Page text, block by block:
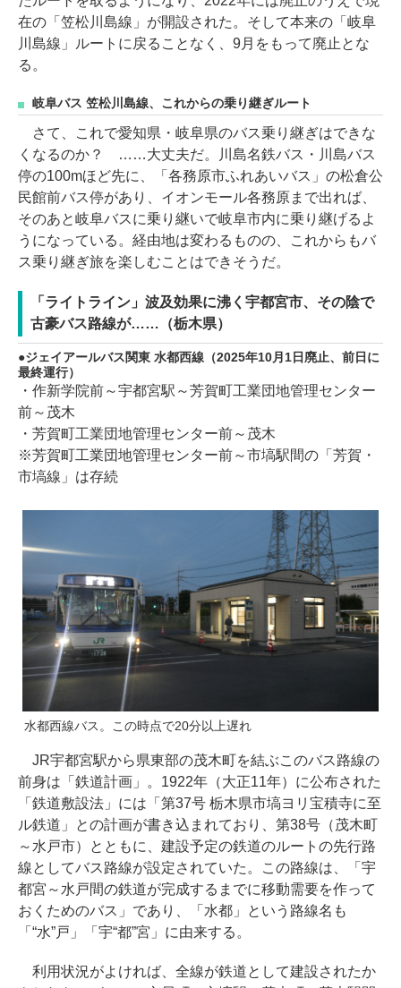
在の「笠松川島線」が開設された。そして本来の「岐阜
川島線」ルートに戻ることなく、9月をもって廃止とな
る。
岐阜バス 笠松川島線、これからの乗り継ぎルート
さて、これで愛知県・岐阜県のバス乗り継ぎはできな
くなるのか？ ……大丈夫だ。川島名鉄バス・川島バス
停の100mほど先に、「各務原市ふれあいバス」の松倉公
民館前バス停があり、イオンモール各務原まで出れば、
そのあと岐阜バスに乗り継いで岐阜市内に乗り継げるよ
うになっている。経由地は変わるものの、これからもバ
ス乗り継ぎ旅を楽しむことはできそうだ。
「ライトライン」波及効果に沸く宇都宮市、その陰で
古豪バス路線が……（栃木県）
ジェイアールバス関東 水都西線（2025年10月1日廃止、前日に
最終運行）
・作新学院前～宇都宮駅～芳賀町工業団地管理センター
前～茂木
・芳賀町工業団地管理センター前～茂木
※芳賀町工業団地管理センター前～市塙駅間の「芳賀・
市塙線」は存続
水都西線バス。この時点で20分以上遅れ
JR宇都宮駅から県東部の茂木町を結ぶこのバス路線の
前身は「鉄道計画」。1922年（大正11年）に公布された
「鉄道敷設法」には「第37号 栃木県市塙ヨリ宝積寺に至
ル鉄道」との計画が書き込まれており、第38号（茂木町
～水戸市）とともに、建設予定の鉄道のルートの先行路
線としてバス路線が設定されていた。この路線は、「宇
都宮～水戸間の鉄道が完成するまでに移動需要を作って
おくためのバス」であり、「水都」という路線名も
「“水”戸」「宇“都”宮」に由来する。
利用状況がよければ、全線が鉄道として建設されたか